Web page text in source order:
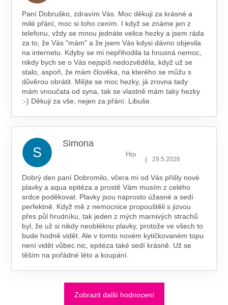
Paní Dobruško, zdravím Vás. Moc děkuji za krásné a
milé přání, moc si toho cením. I když se známe jen z
telefonu, vždy se mnou jednáte velice hezky a jsem ráda
za to, že Vás "mám" a že jsem Vás kdysi dávno objevila
na internetu. Kdyby se mi nepřihodila ta hnusná nemoc,
nikdy bych se o Vás nejspíš nedozvěděla, když už se
stalo, aspoň, že mám člověka, na kterého se můžu s
důvěrou obrátit. Mějte se moc hezky, já zrovna tady
mám vnoučata od syna, tak se vlastně mám taky hezky
:-) Děkuji za vše, nejen za přání. Libuše.
S
Simona
Hodnocení obchodu je 5 z 5
| 29.5.2026
Dobrý den paní Dobromilo, včera mi od Vás přišly nové
plavky a aqua epitéza a prostě Vám musím z celého
srdce poděkovat. Plavky jsou naprosto úžasné a sedí
perfektně. Když mě z nemocnice propouštěli s jizvou
přes půl hrudníku, tak jeden z mých marnivých strachů
byl, že už si nikdy neobléknu plavky, protože ve všech to
bude hodně vidět. Ale v tomto novém kytičkovaném topu
není vidět vůbec nic, epitéza také sedí krásně. Už se
těším na pořádné léto a koupání.
Zobrazit další hodnocení